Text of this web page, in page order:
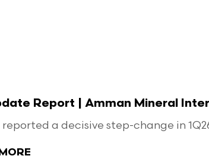
Report | Amman Mineral
a decisive step-change in